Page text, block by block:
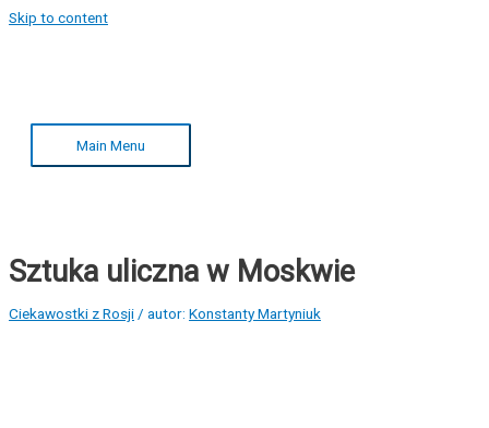
Skip to content
Main Menu
Sztuka uliczna w Moskwie
Ciekawostki z Rosji / autor: Konstanty Martyniuk